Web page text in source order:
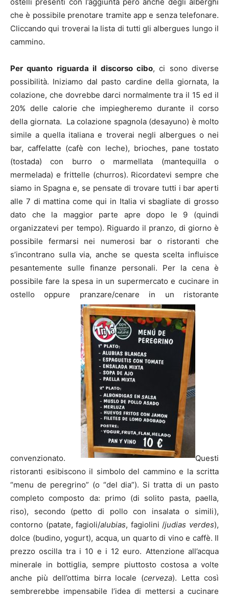
ostelli presenti con l’aggiunta però anche degli alberghi
che è possibile prenotare tramite app e senza telefonare.
Cliccando qui troverai la lista di tutti gli albergues lungo il
cammino.
Per quanto riguarda il discorso cibo, ci sono diverse
possibilità. Iniziamo dal pasto cardine della giornata, la
colazione, che dovrebbe darci normalmente tra il 15 ed il
20% delle calorie che impiegheremo durante il corso
della giornata. La colazione spagnola (desayuno) è molto
simile a quella italiana e troverai negli albergues o nei
bar, caffelatte (cafè con leche), brioches, pane tostato
(tostada) con burro o marmellata (mantequilla o
mermelada) e frittelle (churros). Ricordatevi sempre che
siamo in Spagna e, se pensate di trovare tutti i bar aperti
alle 7 di mattina come qui in Italia vi sbagliate di grosso
dato che la maggior parte apre dopo le 9 (quindi
organizzatevi per tempo). Riguardo il pranzo, di giorno è
possibile fermarsi nei numerosi bar o ristoranti che
s’incontrano sulla via, anche se questa scelta influisce
pesantemente sulle finanze personali. Per la cena è
possibile fare la spesa in un supermercato e cucinare in
ostello oppure pranzare/cenare in un ristorante
convenzionato.
Questi
ristoranti esibiscono il simbolo del cammino e la scritta
“menu de peregrino” (o “del dia”). Si tratta di un pasto
completo composto da: primo (di solito pasta, paella,
riso), secondo (petto di pollo con insalata o simili),
contorno (patate, fagioli/alubias, fagiolini /judias verdes),
dolce (budino, yogurt), acqua, un quarto di vino e caffè. Il
prezzo oscilla tra i 10 e i 12 euro. Attenzione all’acqua
minerale in bottiglia, sempre piuttosto costosa a volte
anche più dell’ottima birra locale (cerveza). Letta così
sembrerebbe impensabile l’idea di mettersi a cucinare